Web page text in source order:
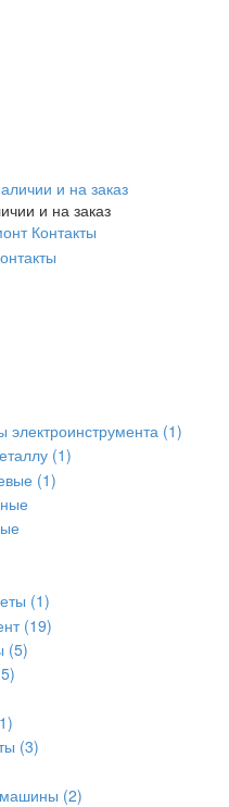
и на заказ
Контакты
электроинструмента (1)
(1)
(1)
(1)
(19)
(5)
(3)
(2)